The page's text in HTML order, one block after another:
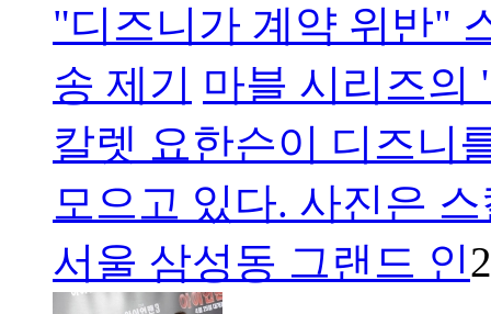
"디즈니가 계약 위반"
송 제기 마블 시리즈의
칼렛 요한슨이 디즈니
모으고 있다. 사진은
서울 삼성동 그랜드 인